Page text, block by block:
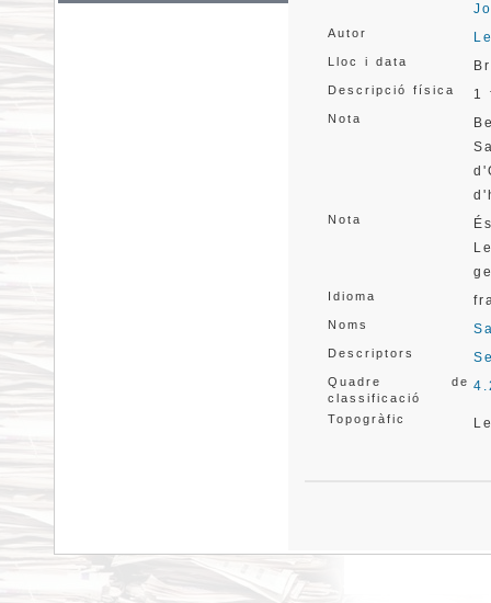
Autor
Lloc i data
Descripció física 1
Nota
Nota
Idioma
Noms
Descriptors
Quadre de
classificació
Topogràfic